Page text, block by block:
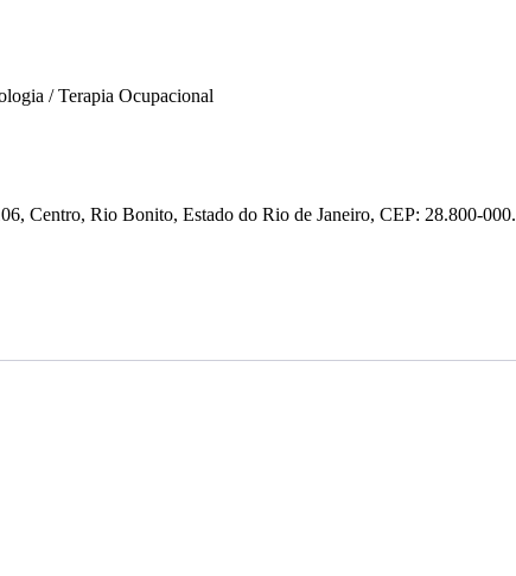
/ Terapia Ocupacional
Centro, Rio Bonito, Estado do Rio de Janeiro, CEP: 28.800-000.